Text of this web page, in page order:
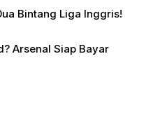
Bintang Liga Inggris!
Arsenal Siap Bayar